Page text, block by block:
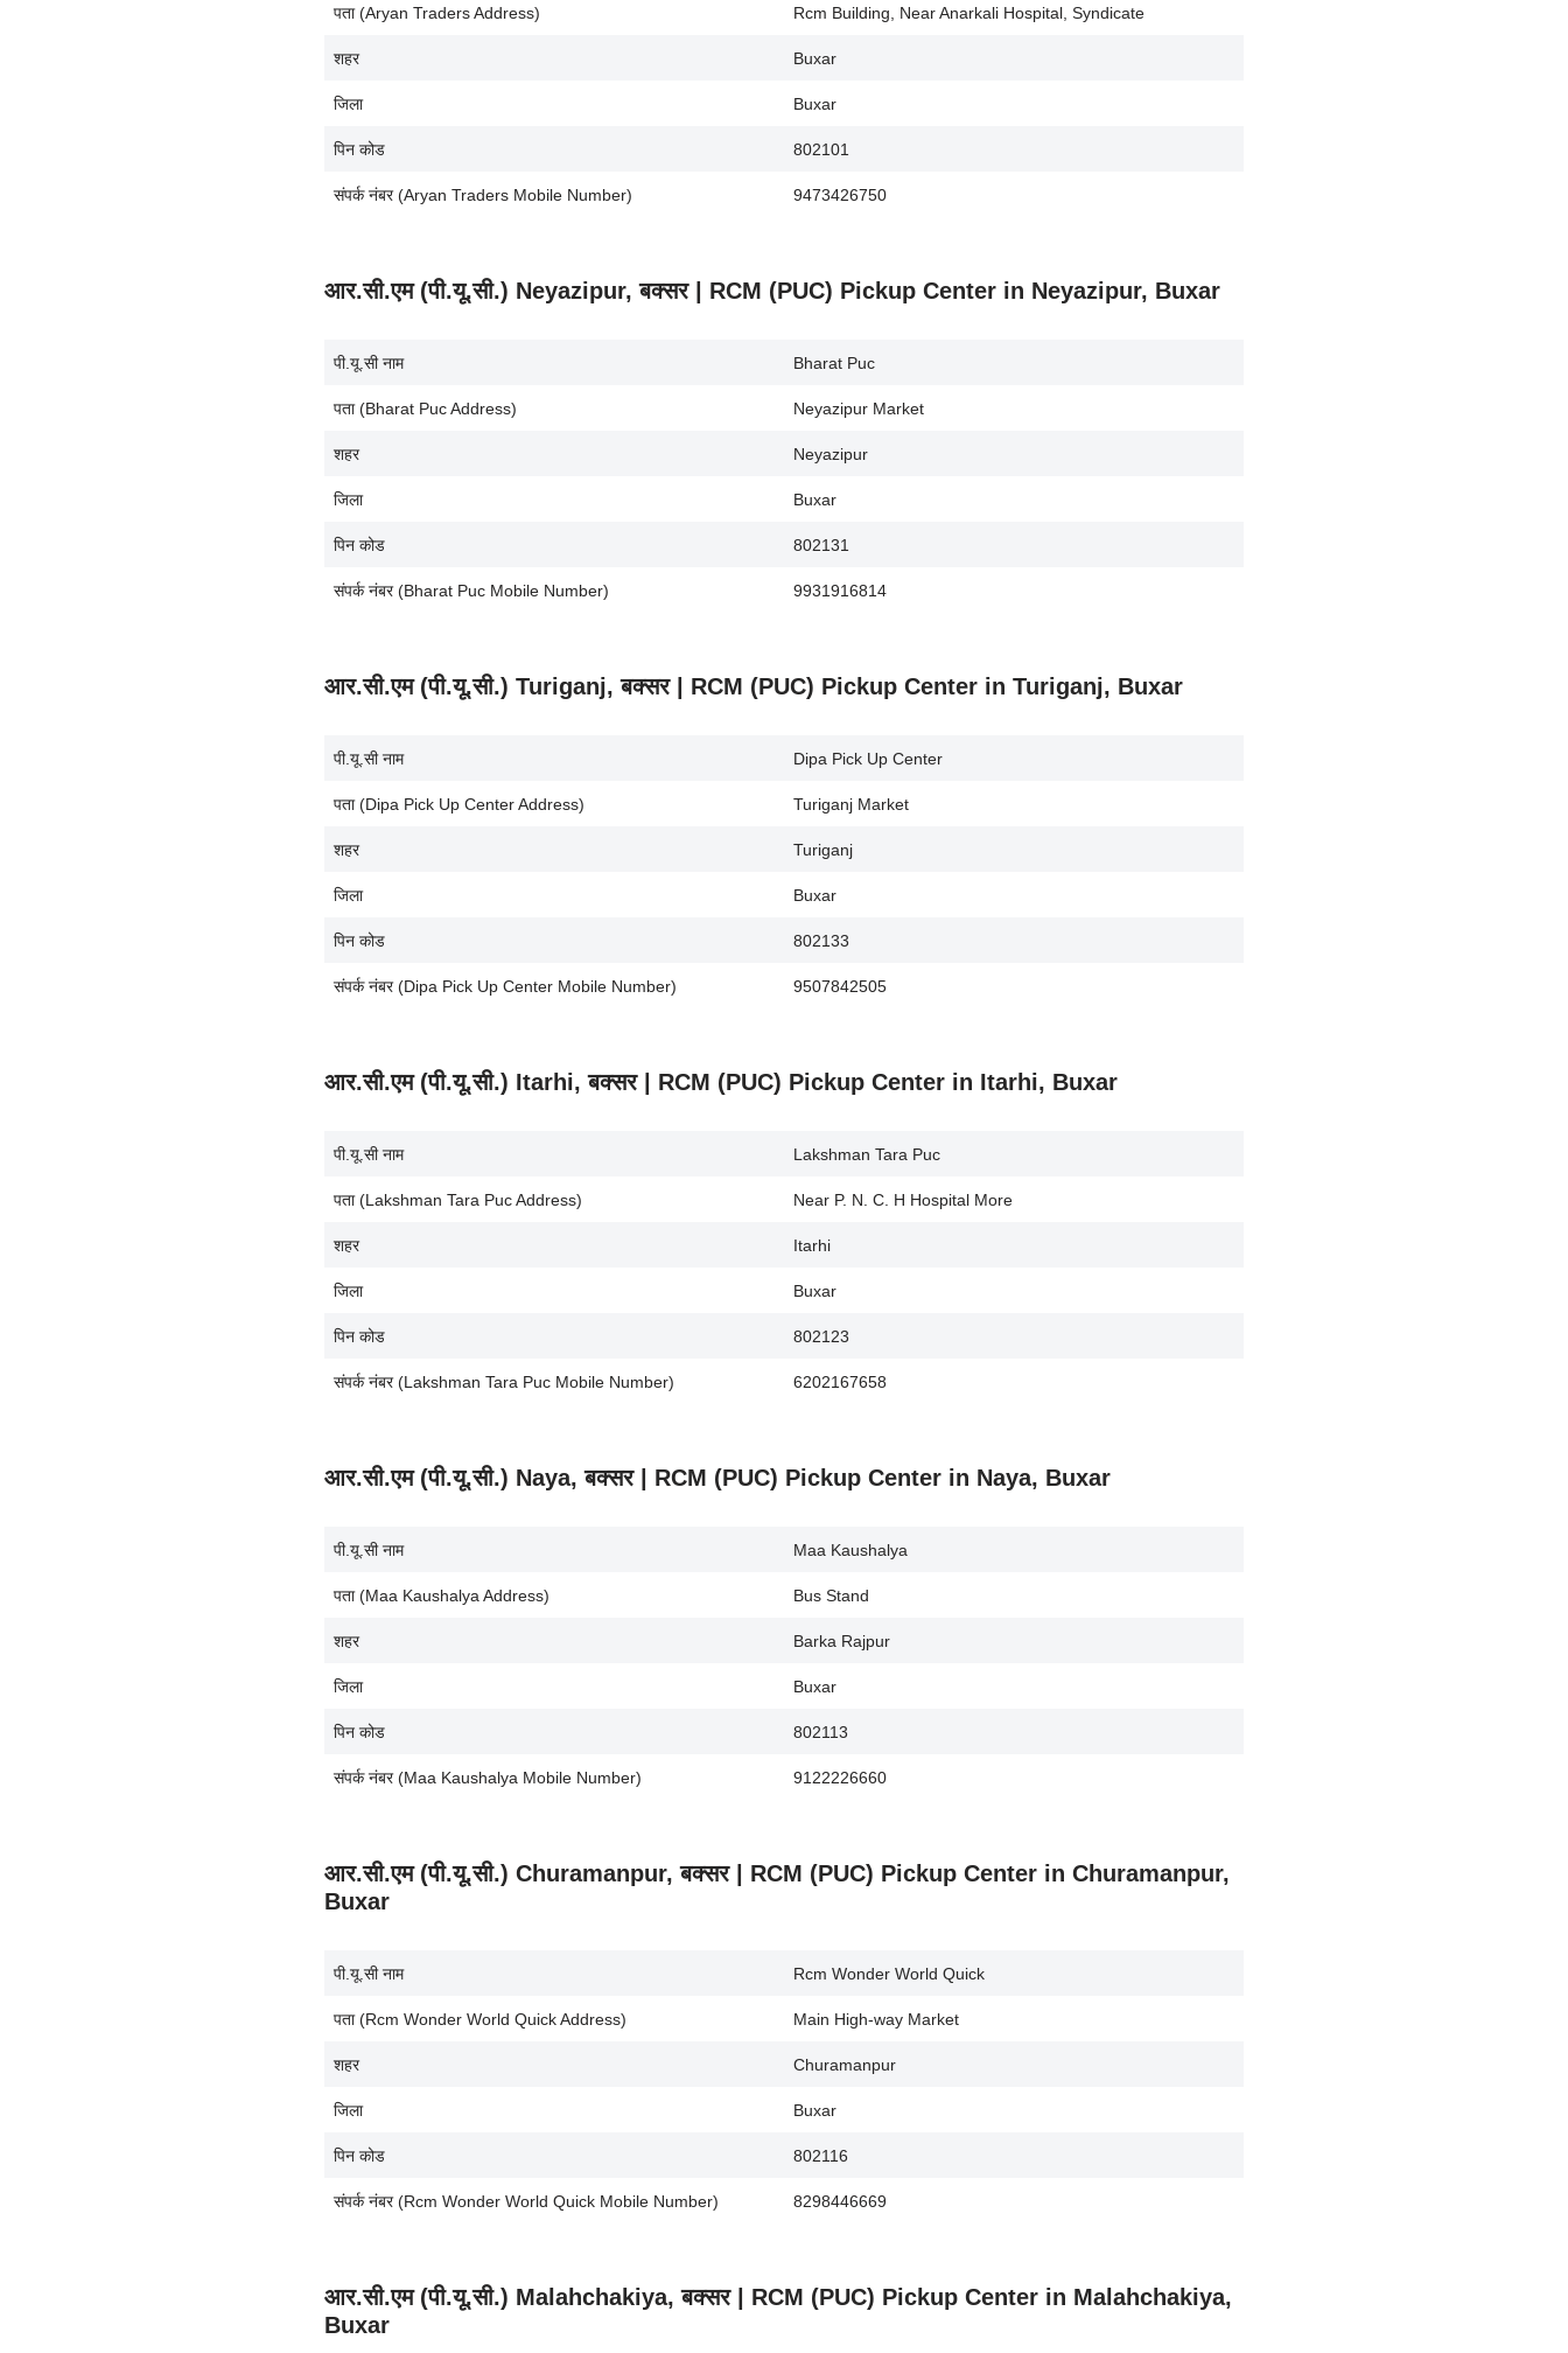
पता (Aryan Traders Address) Rcm Building, Near Anarkali Hospital, Syndicate
शहर Buxar
जिला Buxar
पिन कोड 802101
संपर्क नंबर (Aryan Traders Mobile Number) 9473426750
आर.सी.एम (पी.यू.सी.) Neyazipur, बक्सर | RCM (PUC) Pickup Center in Neyazipur, Buxar
पी.यू.सी नाम Bharat Puc
पता (Bharat Puc Address) Neyazipur Market
शहर Neyazipur
जिला Buxar
पिन कोड 802131
संपर्क नंबर (Bharat Puc Mobile Number) 9931916814
आर.सी.एम (पी.यू.सी.) Turiganj, बक्सर | RCM (PUC) Pickup Center in Turiganj, Buxar
पी.यू.सी नाम Dipa Pick Up Center
पता (Dipa Pick Up Center Address) Turiganj Market
शहर Turiganj
जिला Buxar
पिन कोड 802133
संपर्क नंबर (Dipa Pick Up Center Mobile Number) 9507842505
आर.सी.एम (पी.यू.सी.) Itarhi, बक्सर | RCM (PUC) Pickup Center in Itarhi, Buxar
पी.यू.सी नाम Lakshman Tara Puc
पता (Lakshman Tara Puc Address) Near P. N. C. H Hospital More
शहर Itarhi
जिला Buxar
पिन कोड 802123
संपर्क नंबर (Lakshman Tara Puc Mobile Number) 6202167658
आर.सी.एम (पी.यू.सी.) Naya, बक्सर | RCM (PUC) Pickup Center in Naya, Buxar
पी.यू.सी नाम Maa Kaushalya
पता (Maa Kaushalya Address) Bus Stand
शहर Barka Rajpur
जिला Buxar
पिन कोड 802113
संपर्क नंबर (Maa Kaushalya Mobile Number) 9122226660
आर.सी.एम (पी.यू.सी.) Churamanpur, बक्सर | RCM (PUC) Pickup Center in Churamanpur,
Buxar
पी.यू.सी नाम Rcm Wonder World Quick
पता (Rcm Wonder World Quick Address) Main High-way Market
शहर Churamanpur
जिला Buxar
पिन कोड 802116
संपर्क नंबर (Rcm Wonder World Quick Mobile Number) 8298446669
आर.सी.एम (पी.यू.सी.) Malahchakiya, बक्सर | RCM (PUC) Pickup Center in Malahchakiya,
Buxar